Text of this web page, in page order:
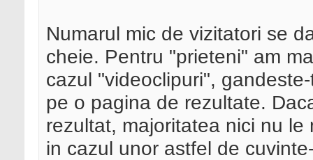
Numarul mic de vizitatori se
cheie. Pentru "prieteni" am
cazul "videoclipuri",
pe o pagina de rezultate.
rezultat, majoritatea nici nu
in cazul unor astfel de